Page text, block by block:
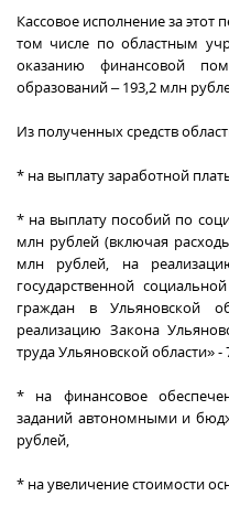
Кассовое исполнение за этот
том числе по областным
оказанию финансовой
образований – 193,2 млн
Из полученных средств
* на выплату заработной
* на выплату пособий по
млн рублей (включая
млн рублей, на
государственной
граждан в Ульяновской
реализацию Закона
труда Ульяновской области»
* на финансовое
заданий автономными и
рублей,
* на увеличение стоимости